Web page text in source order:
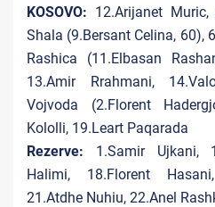
KOSOVO: 12.Arijanet
Shala (9.Bersant Celina, 60),
Rashica (11.Elbasan
13.Amir Rrahmani,
Vojvoda (2.Florent
Kololli, 19.Leart Paqarada
Rezerve: 1.Samir Ujkani,
Halimi, 18.Florent
21.Atdhe Nuhiu, 22.Anel